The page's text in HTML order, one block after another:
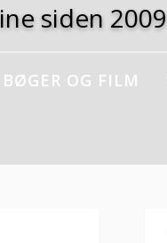
siden 2009
BØGER OG FILM